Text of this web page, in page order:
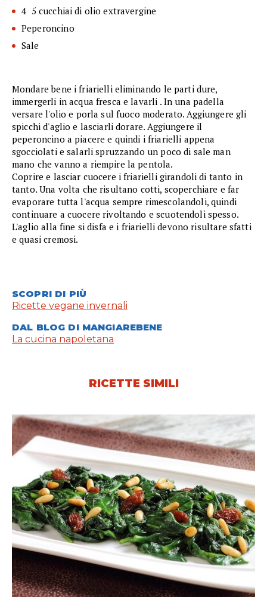
4  5 cucchiai di olio extravergine
Peperoncino
Sale
Mondare bene i friarielli eliminando le parti dure,
immergerli in acqua fresca e lavarli . In una padella
versare l'olio e porla sul fuoco moderato. Aggiungere gli
spicchi d'aglio e lasciarli dorare. Aggiungere il
peperoncino a piacere e quindi i friarielli appena
sgocciolati e salarli spruzzando un poco di sale man
mano che vanno a riempire la pentola.
Coprire e lasciar cuocere i friarielli girandoli di tanto in
tanto. Una volta che risultano cotti, scoperchiare e far
evaporare tutta l'acqua sempre rimescolandoli, quindi
continuare a cuocere rivoltando e scuotendoli spesso.
L'aglio alla fine si disfa e i friarielli devono risultare sfatti
e quasi cremosi.
SCOPRI DI PIÙ
Ricette vegane invernali
DAL BLOG DI MANGIAREBENE
La cucina napoletana
RICETTE SIMILI